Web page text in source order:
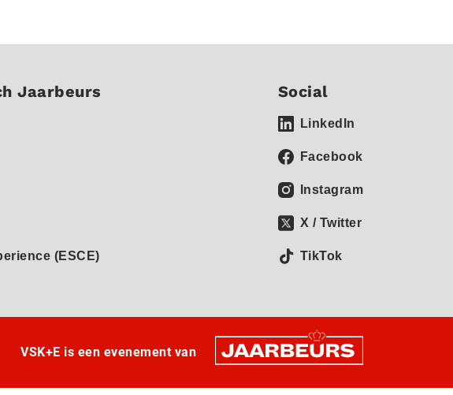
Jaarbeurs
(ESCE)
Social
LinkedIn
Facebook
Instagram
X / Twitter
TikTok
VSK+E is een evenement van